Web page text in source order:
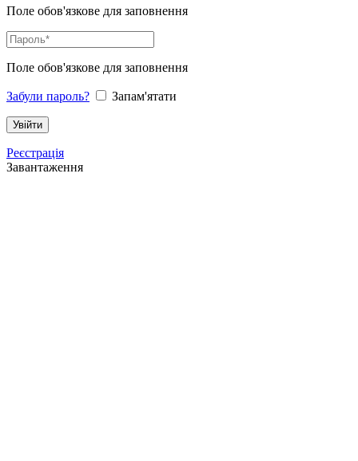
Поле обов'язкове для заповнення
Поле обов'язкове для заповнення
Забули пароль? Запам'ятати
Реєстрація
Завантаження